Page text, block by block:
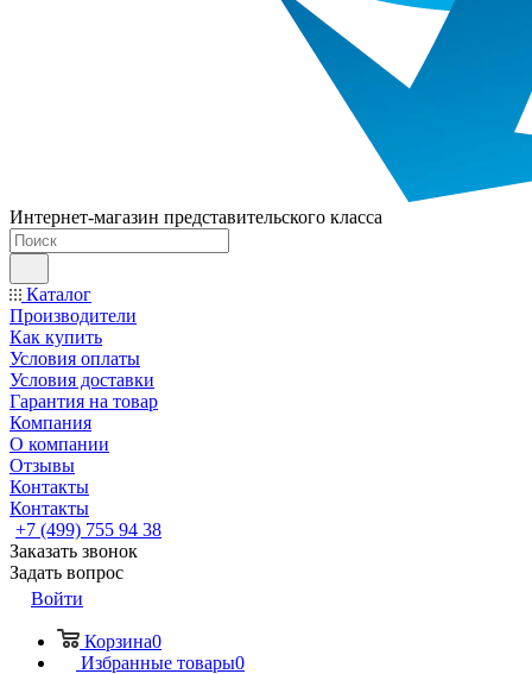
Интернет-магазин представительского класса
Каталог
Производители
Как купить
Условия оплаты
Условия доставки
Гарантия на товар
Компания
О компании
Отзывы
Контакты
Контакты
+7 (499) 755 94 38
Заказать звонок
Задать вопрос
Войти
Корзина0
Избранные товары0